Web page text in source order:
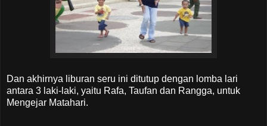
Dan akhirnya liburan seru ini ditutup dengan lomba lari
antara 3 laki-laki, yaitu Rafa, Taufan dan Rangga, untuk
Mengejar Matahari.